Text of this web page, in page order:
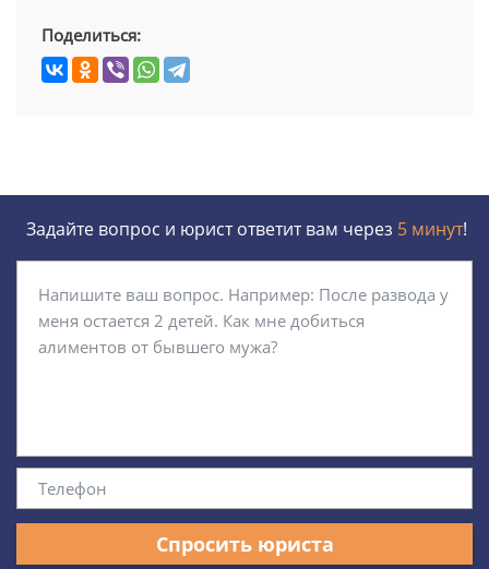
Поделиться:
Задайте вопрос и юрист ответит вам через 5 минут!
Спросить юриста